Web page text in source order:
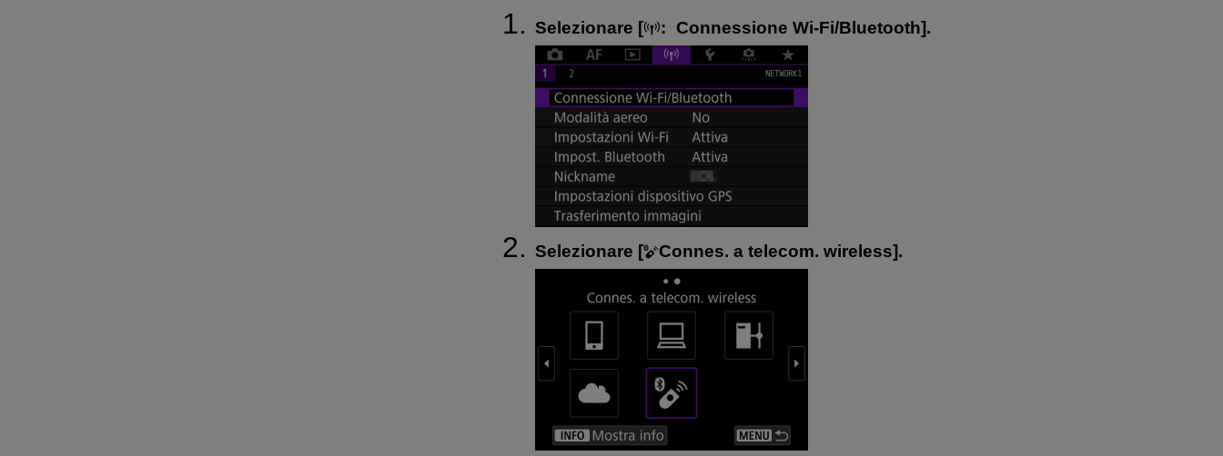
Selezionare [ : Connessione Wi-Fi/Bluetooth].
Selezionare [ Connes. a telecom. wireless].